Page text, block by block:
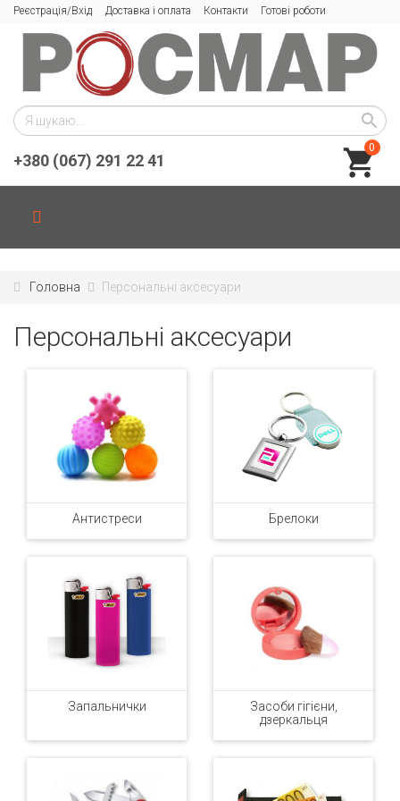
Реєстрація/Вхід Доставка і оплата Контакти Готові роботи
+380 (067) 291 22 41
0
Головна Персональні аксесуари
Персональні аксесуари
Антистреси Брелоки
Запальнички
Засоби гігієни,
дзеркальця